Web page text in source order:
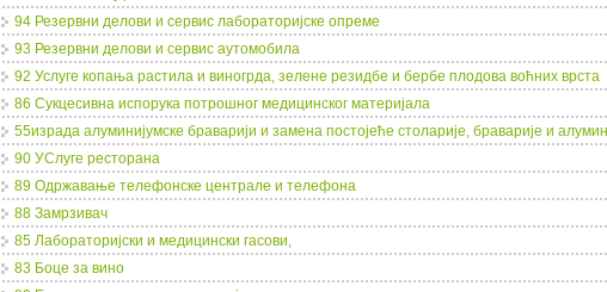
94 Резервни делови и сервис лабораторијске опреме
93 Резервни делови и сервис аутомобила
92 Услуге копања растила и виногрда, зелене резидбе и бербе плодова воћних врста
86 Сукцесивна испорука потрошног медицинског материјала
55израда алуминијумске браварији и замена постојеће столарије, браварије и
90 УСлуге ресторана
89 Одржавање телефонске централе и телефона
88 Замрзивач
85 Лабораторијски и медицински гасови,
83 Боце за вино